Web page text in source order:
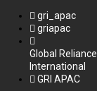
gri_apac
griapac
Global Reliance
International
GRI APAC